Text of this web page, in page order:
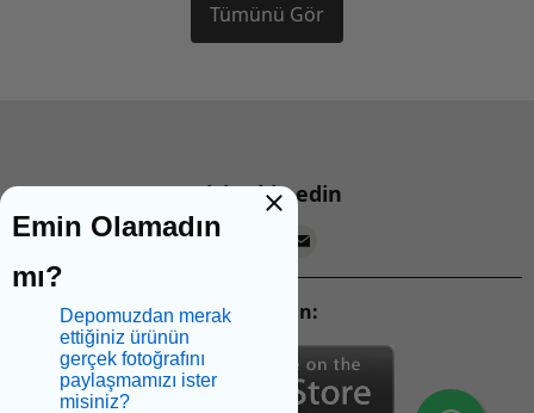
Tümünü Gör
Bizi takip edin
Mobil Uygulamalarımızı İndirin:
Emin Olamadın
mı?
Depomuzdan merak
ettiğiniz ürünün
gerçek fotoğrafını
paylaşmamızı ister
misiniz?